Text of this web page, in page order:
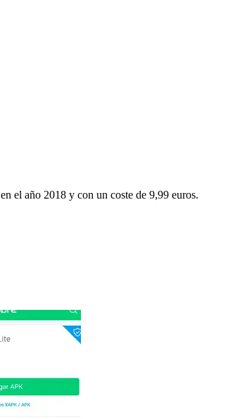
en el año 2018 y con un coste de 9,99 euros.